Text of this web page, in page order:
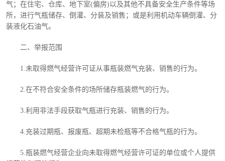
气；在住宅、仓库、地下室(偏房)以及其他不具备安全生产条件等场
所，进行气瓶储存、倒灌、分装及销售；或是利用机动车辆倒灌、分
装液化石油气。
二、举报范围
1.未取得燃气经营许可证从事瓶装燃气充装、销售的行为。
2.在不符合安全条件的场所储存瓶装燃气的行为。
3.利用非法手段获取气瓶进行充装、销售的行为。
4.充装过期瓶、报废瓶、超期未检瓶等不合格气瓶的行为。
5.瓶装燃气经营企业向未取得燃气经营许可证的单位或个人提供